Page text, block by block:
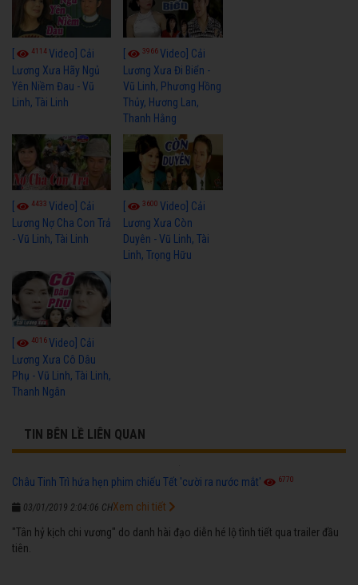
4114Video] Cải
Lương Xưa Hãy Ngủ
Yên Niềm Đau - Vũ
Linh, Tài Linh
3966Video] Cải
Lương Xưa Đi Biển -
Vũ Linh, Phương Hồng
Thủy, Hương Lan,
Thanh Hằng
4433 Video] Cải
Lương Nợ Cha Con Trả
- Vũ Linh, Tài Linh
3600Video] Cải
Lương Xưa Còn
Duyên - Vũ Linh, Tài
Linh, Trọng Hữu
[ 4016Video] Cải
Lương Xưa Cô Dâu
Phụ - Vũ Linh, Tài Linh,
Thanh Ngân
TIN BÊN LỀ LIÊN QUAN
Châu Tinh Trì hứa hẹn phim chiếu Tết 'cười ra nước mắt' 6770
03/01/2019 2:04:06 CH
"Tân hỷ kịch chi vương" do danh hài đạo diễn hé lộ tình tiết qua trailer đầu
tiên.
Xem chi tiết